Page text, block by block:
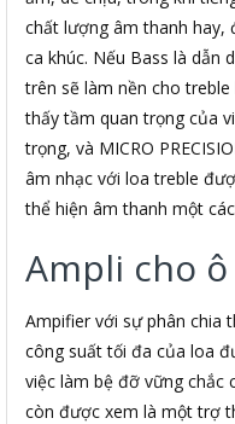
chất lượng âm thanh hay,
ca khúc. Nếu Bass là dẫn
trên sẽ làm nền cho
thấy tầm quan trọng của
trọng, và MICRO
âm nhạc với loa treble
thể hiện âm thanh một
Ampli cho
Ampifier với sự phân chia
công suất tối đa của loa
việc làm bệ đỡ vững chắc
còn được xem là một trợ